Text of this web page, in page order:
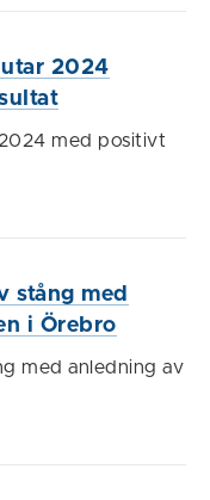
2024
med positivt
stång med
i Örebro
med anledning av